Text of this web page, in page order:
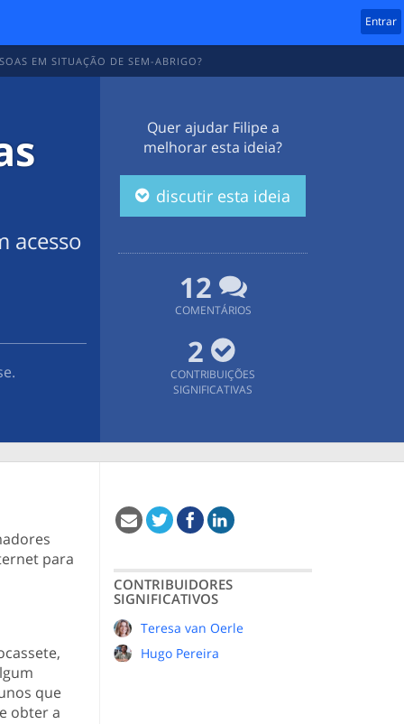
Entrar
EM SITUAÇÃO DE SEM-ABRIGO?
acesso
Quer ajudar Filipea
melhorar esta ideia?
discutir esta ideia
12
COMENTÁRIOS
2
CONTRIBUIÇÕES
SIGNIFICATIVAS
para
que
obter a
CONTRIBUIDORES
SIGNIFICATIVOS
Teresa van Oerle
Hugo Pereira